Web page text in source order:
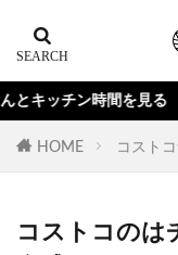
HOME コスト
コストコのは